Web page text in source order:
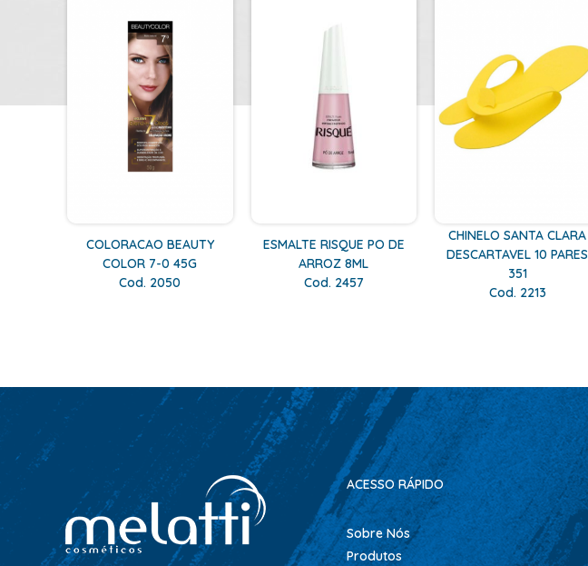
COLORACAO BEAUTY
COLOR 7-0 45G
Cod. 2050
ESMALTE RISQUE PO DE
ARROZ 8ML
Cod. 2457
CHINELO SANTA CLARA
DESCARTAVEL 10 PARES
351
Cod. 2213
ACESSO RÁPIDO
Sobre Nós
Produtos